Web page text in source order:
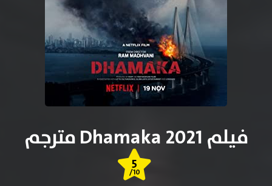
فيلم Dhamaka 2021 مترجم
5
/10